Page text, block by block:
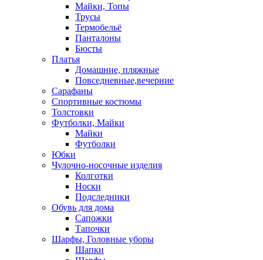
Майки, Топы
Трусы
Термобельё
Панталоны
Бюсты
Платья
Домашние, пляжные
Повседневные,вечерние
Сарафаны
Спортивные костюмы
Толстовки
Футболки, Майки
Майки
Футболки
Юбки
Чулочно-носочные изделия
Колготки
Носки
Подследники
Обувь для дома
Сапожки
Тапочки
Шарфы, Головные уборы
Шапки